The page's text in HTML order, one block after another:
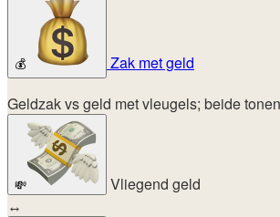
💰
Zak met geld
Geldzak vs geld met vleugels; beide
💸
Vliegend geld
↔